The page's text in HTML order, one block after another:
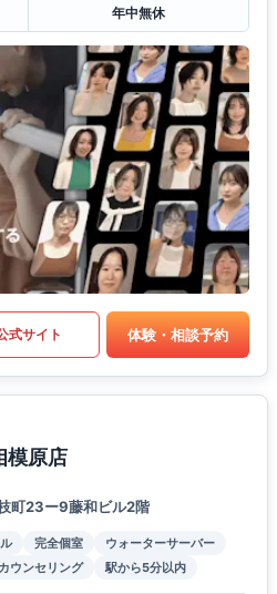
年中無休
式サイト 体験・相談予約
模原店
町23ー9藤和ビル2階
完全個室
ウォーターサーバー
ウンセリング 駅から5分以内